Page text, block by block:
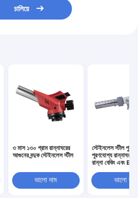
চালিয়ে
৩ মাস ১৩০ গ্রাম রান্নাঘরের
আগুনের বন্দুক স্টেইনলেস স্টীল
ভালো দাম
স্টেইনলেস স্টীল
পূরণযোগ্য রান্নাঘর টর্চ
রান্না বেকিং এবং Bbq
ভালো দাম